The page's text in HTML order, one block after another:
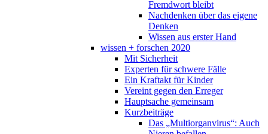
Fremdwort bleibt
Nachdenken über das eigene
Denken
Wissen aus erster Hand
wissen + forschen 2020
Mit Sicherheit
Experten für schwere Fälle
Ein Kraftakt für Kinder
Vereint gegen den Erreger
Hauptsache gemeinsam
Kurzbeiträge
Das „Multiorganvirus“: Auch